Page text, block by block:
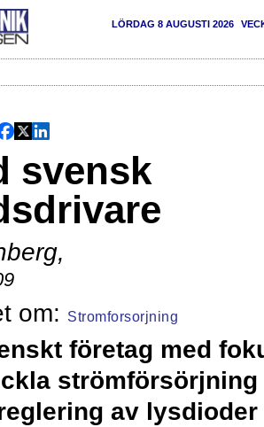
LÖRDAG 8 AUGUSTI 2026
svensk
,
Stromforsorjning
företag med
strömförsörjning
av lysdioder